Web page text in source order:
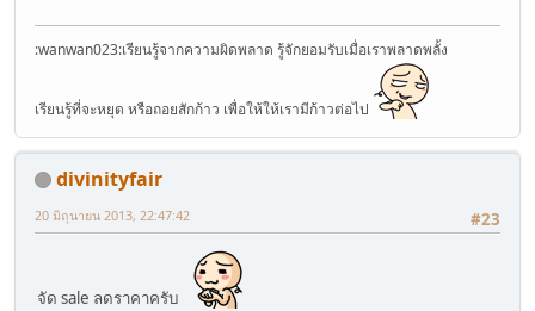
:wanwan023:เรียนรู้จากความผิดพลาด รู้จักยอมรับเมื่อเราพลาดพลั้ง
เรียนรู้ที่จะหยุด หรือถอยสักก้าว เพื่อให้ให้เรามีก้าวต่อไป
divinityfair
#23
20 มิถุนายน 2013, 22:47:42
จัด sale ลดราคาครับ